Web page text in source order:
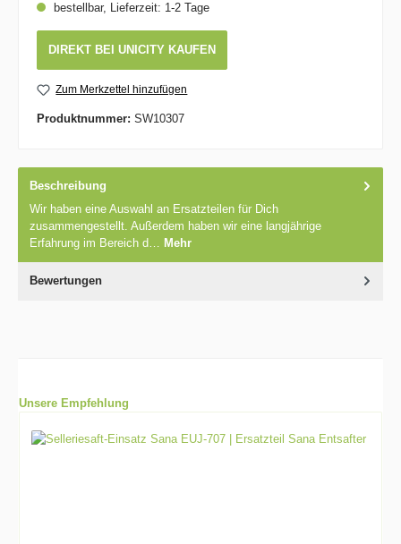
bestellbar, Lieferzeit: 1-2 Tage
DIREKT BEI UNICITY KAUFEN
Zum Merkzettel hinzufügen
Produktnummer: SW10307
Beschreibung
Wir haben eine Auswahl an Ersatzteilen für Dich
zusammengestellt. Außerdem haben wir eine langjährige
Erfahrung im Bereich d… Mehr
Bewertungen
Unsere Empfehlung